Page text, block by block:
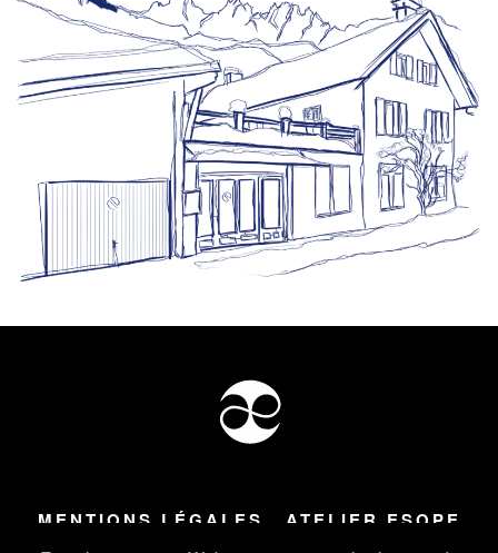
MENTIONS LÉGALES ATELIER ESOPE